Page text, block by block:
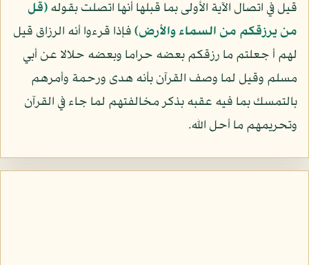
قيل في اتصال الآية الأولى بما قبلها أنها اتصلت بقوله﴿قل
من يرزقكم من السماء والأرض﴾فإذا قرءوا أنه الرزاق قيل
لهم أ جعلتم ما رزقكم بعضه حراما وبعضه حلالا عن أبي
مسلم وقيل لما وصف القرآن بأنه هدى ورحمة وأمرهم
بالتمسك بما فيه عقبه بذكر مخالفتهم لما جاء في القرآن
وتحريمهم ما أحل الله.